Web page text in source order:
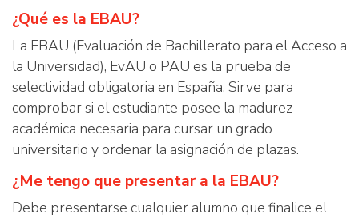
¿Qué es la EBAU?
La EBAU (Evaluación de Bachillerato para el Acceso a
la Universidad), EvAU o PAU es la prueba de
selectividad obligatoria en España. Sirve para
comprobar si el estudiante posee la madurez
académica necesaria para cursar un grado
universitario y ordenar la asignación de plazas.
¿Me tengo que presentar a la EBAU?
Debe presentarse cualquier alumno que finalice el